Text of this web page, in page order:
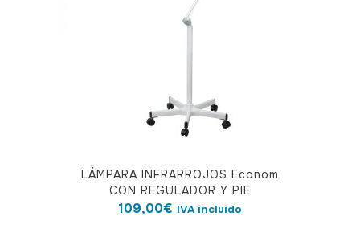
LÁMPARA INFRARROJOS Econom
CON REGULADOR Y PIE
109,00€ IVA incluido